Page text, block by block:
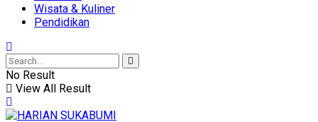
Wisata & Kuliner
Pendidikan
No Result
View All Result